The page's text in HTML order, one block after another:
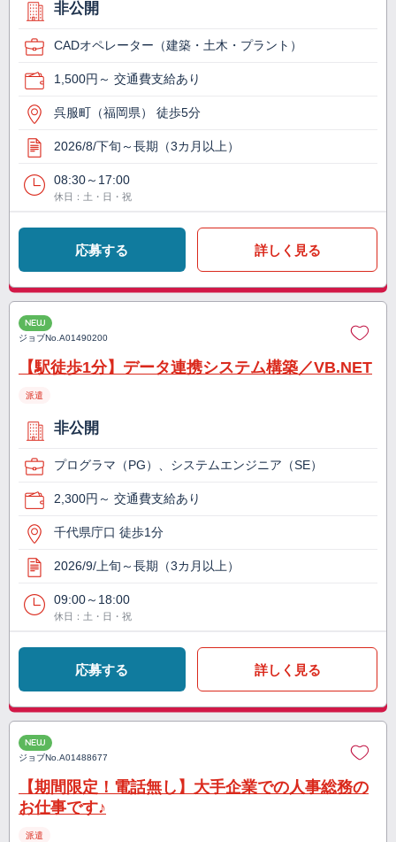
非公開
CADオペレーター（建築・土木・プラント）
1,500円～ 交通費支給あり
呉服町（福岡県） 徒歩5分
2026/8/下旬～長期（3カ月以上）
08:30～17:00
休日：土・日・祝
応募する 詳しく見る
NEW
ジョブNo.A01490200
【駅徒歩1分】データ連携システム構築／VB.NET
派遣
非公開
プログラマ（PG）、システムエンジニア（SE）
2,300円～ 交通費支給あり
千代県庁口 徒歩1分
2026/9/上旬～長期（3カ月以上）
09:00～18:00
休日：土・日・祝
応募する 詳しく見る
NEW
ジョブNo.A01488677
【期間限定！電話無し】大手企業での人事総務の
お仕事です♪
派遣